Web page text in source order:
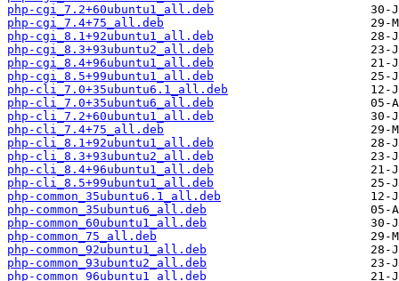
php-cgi_7.2+60ubuntu1_all.deb
php-cgi_7.4+75_all.deb
php-cgi_8.1+92ubuntu1_all.deb
php-cgi_8.3+93ubuntu2_all.deb
php-cgi_8.4+96ubuntu1_all.deb
php-cgi_8.5+99ubuntu1_all.deb
php-cli_7.0+35ubuntu6.1_all.deb
php-cli_7.0+35ubuntu6_all.deb
php-cli_7.2+60ubuntu1_all.deb
php-cli_7.4+75_all.deb
php-cli_8.1+92ubuntu1_all.deb
php-cli_8.3+93ubuntu2_all.deb
php-cli_8.4+96ubuntu1_all.deb
php-cli_8.5+99ubuntu1_all.deb
php-common_35ubuntu6.1_all.deb
php-common_35ubuntu6_all.deb
php-common_60ubuntu1_all.deb
php-common_75_all.deb
php-common_92ubuntu1_all.deb
php-common_93ubuntu2_all.deb
php-common_96ubuntu1_all.deb